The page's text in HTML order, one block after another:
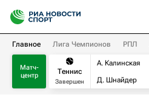
Главное Лига Чемпионов РПЛ
Матч-
центр
Теннис
Завершен
А. Калинская
Д. Шнайдер